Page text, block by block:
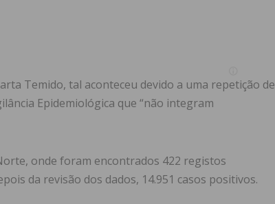
Temido, tal aconteceu devido a uma repetição de
Epidemiológica que “não integram
onde foram encontrados 422 registos
da revisão dos dados, 14.951 casos positivos.